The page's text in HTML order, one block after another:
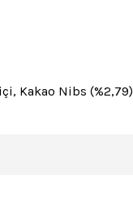
Nibs (%2,79),